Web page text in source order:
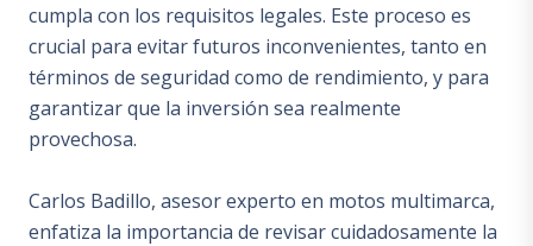
cumpla con los requisitos legales. Este proceso es
crucial para evitar futuros inconvenientes, tanto en
términos de seguridad como de rendimiento, y para
garantizar que la inversión sea realmente
provechosa.
Carlos Badillo, asesor experto en motos multimarca,
enfatiza la importancia de revisar cuidadosamente la